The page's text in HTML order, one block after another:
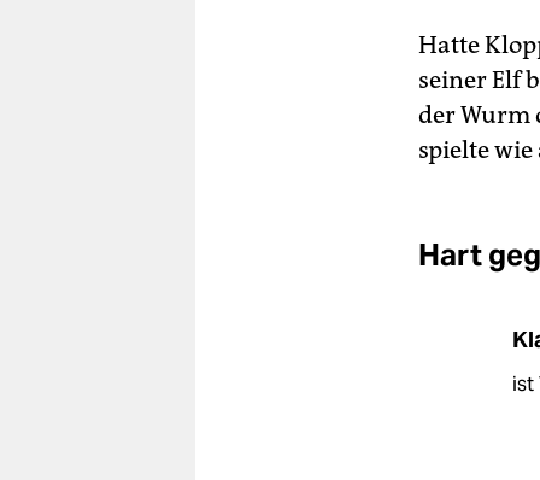
Hatte
seiner Elf
der Wurm
spielte
Hart
ist